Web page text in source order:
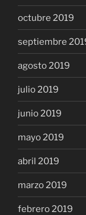
octubre 2019
septiembre
agosto 2019
julio 2019
junio 2019
mayo 2019
abril 2019
marzo 2019
febrero 2019